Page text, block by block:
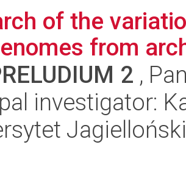
of the
from
2 ,
investigator: